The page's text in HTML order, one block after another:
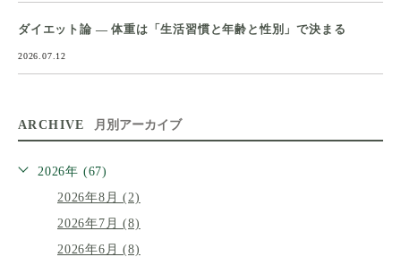
ダイエット論 ― 体重は「生活習慣と年齢と性別」で決まる
2026.07.12
ARCHIVE 月別アーカイブ
2026年 (67)
2026年8月 (2)
2026年7月 (8)
2026年6月 (8)